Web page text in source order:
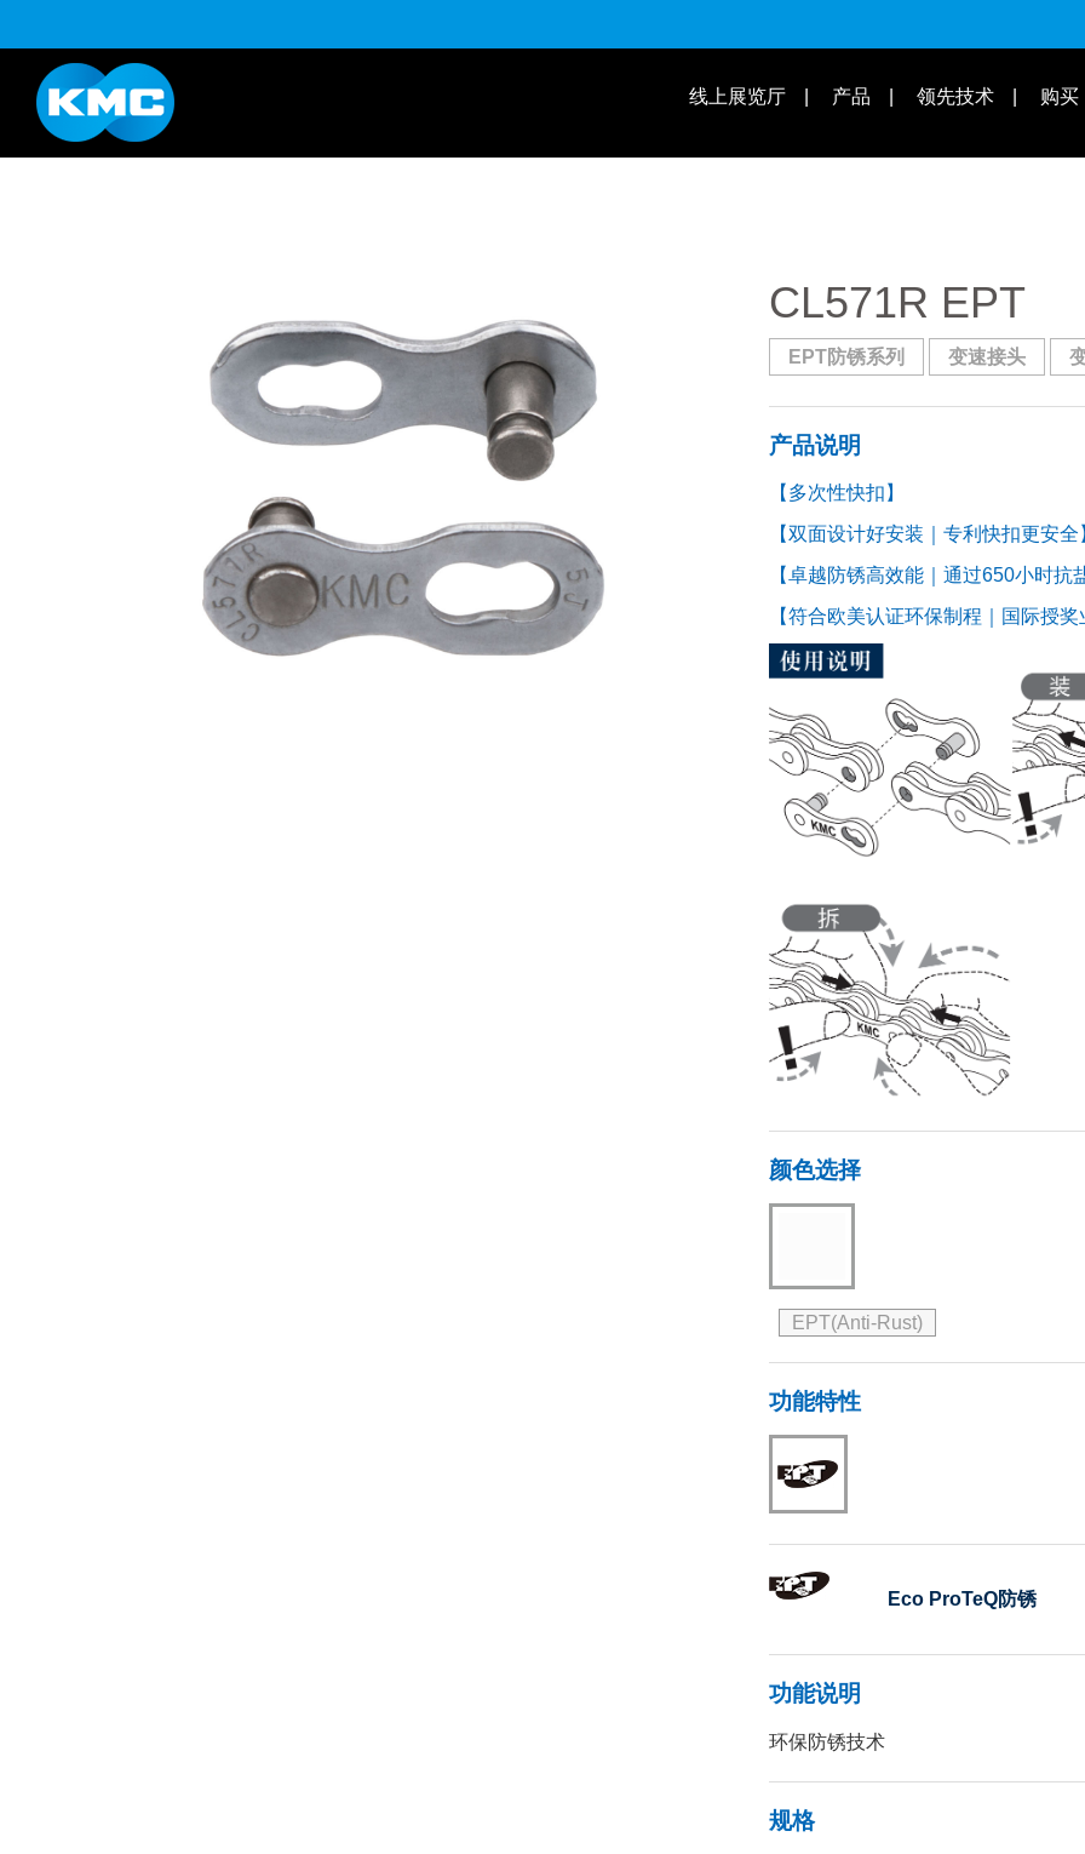
购买
领先技术
产品
线上展览厅
K系列 适用车款
YouTube 操作教学 | 知识库
CL571R EPT
EPT防锈系列 变速接头
产品说明
【多次性快扣】
【双面设计好安装｜专利快扣更安全
【卓越防锈高效能｜通过650小时抗
【符合欧美认证环保制程｜国际授
颜色选择
EPT(Anti-Rust)
功能特性
Eco ProTeQ防锈
功能说明
环保防锈技术
规格